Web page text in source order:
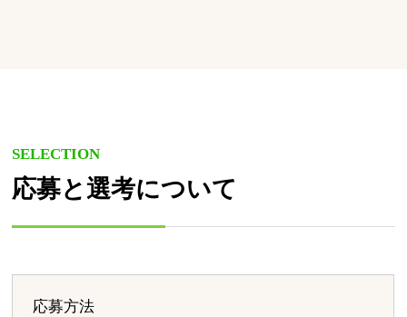
SELECTION
応募と選考について
応募方法